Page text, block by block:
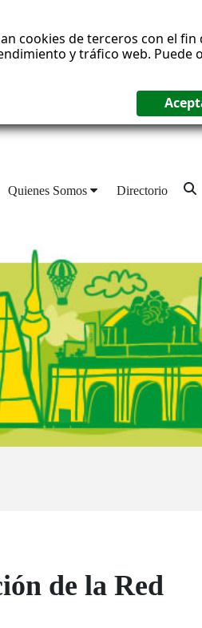
cookies de terceros con el
y tráfico web. Puede
Quienes Somos Directorio
de la Red